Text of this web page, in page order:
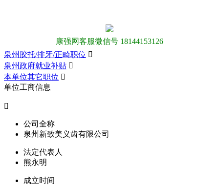
康强网客服微信号 18144153126
泉州胶托/排牙/正畸职位 
泉州政府就业补贴 
本单位其它职位 
单位工商信息

公司全称
泉州新致美义齿有限公司
法定代表人
熊永明
成立时间